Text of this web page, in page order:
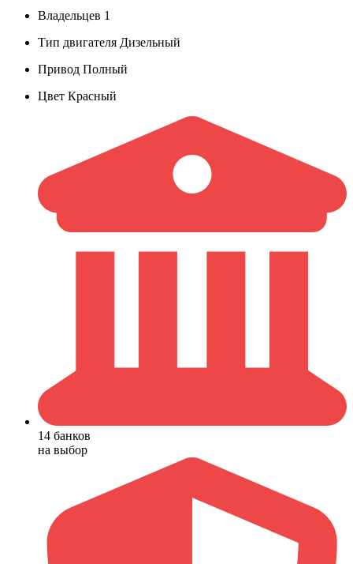
Владельцев 1
Тип двигателя Дизельный
Привод Полный
Цвет Красный
14 банков
на выбор